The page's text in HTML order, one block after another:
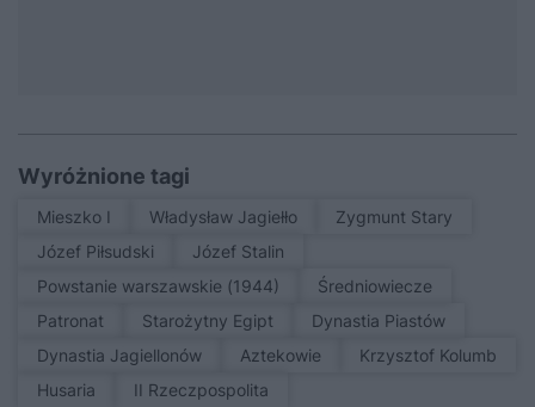
Wyróżnione tagi
Mieszko I Władysław Jagiełło
Zygmunt Stary
Józef Piłsudski
Józef Stalin
Powstanie warszawskie (1944)
średniowiecze
patronat
Starożytny Egipt
Dynastia Piastów
Dynastia Jagiellonów
Aztekowie
Krzysztof Kolumb
Husaria
II Rzeczpospolita